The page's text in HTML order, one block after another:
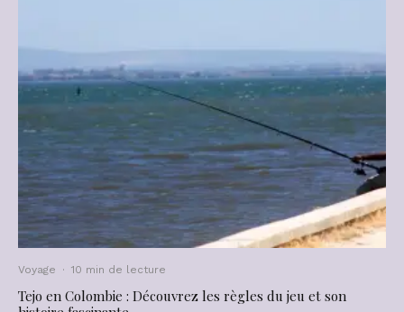
Voyage · 10 min de lecture
Tejo en Colombie : Découvrez les règles du jeu et son